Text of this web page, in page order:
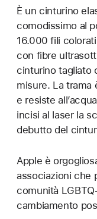
È un cinturino
comodissimo al
16.000 fili
con fibre
cinturino tagliato
misure. La trama
e resiste
incisi al laser la
debutto del
Apple è
associazioni che
comunità
cambiamento